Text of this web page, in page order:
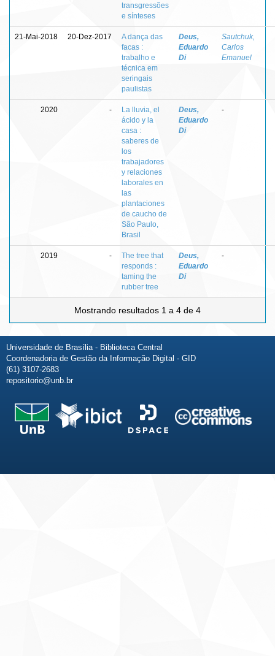
transgressões
e sínteses
21-Mai-2018 20-Dez-2017
A dança das
facas :
trabalho e
técnica em
seringais
paulistas
Deus,
Eduardo
Di
Sautchuk,
Carlos
Emanuel
2020 -
La lluvia, el
ácido y la
casa :
saberes de
los
trabajadores
y relaciones
laborales en
las
plantaciones
de caucho de
São Paulo,
Brasil
Deus,
Eduardo
Di
-
2019 -
The tree that
responds :
taming the
rubber tree
Deus,
Eduardo
Di
-
Mostrando resultados 1 a 4 de 4
Universidade de Brasília - Biblioteca Central
Coordenadoria de Gestão da Informação Digital - GID
(61) 3107-2683
repositorio@unb.br